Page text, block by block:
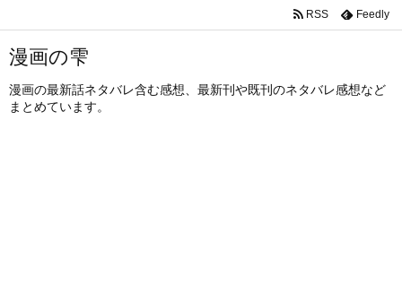
漫画の雫
漫画の最新話ネタバレ含む感想、最新刊や既刊のネタバレ感想など
まとめています。
RSS Feedly